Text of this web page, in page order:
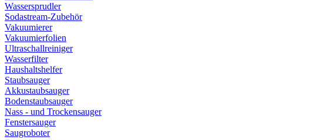
Wassersprudler
Sodastream-Zubehör
Vakuumierer
Vakuumierfolien
Ultraschallreiniger
Wasserfilter
Haushaltshelfer
Staubsauger
Akkustaubsauger
Bodenstaubsauger
Nass - und Trockensauger
Fenstersauger
Saugroboter